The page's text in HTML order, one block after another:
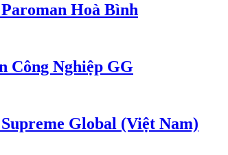
Hoà Bình
Công Nghiệp GG
Global (Việt Nam)